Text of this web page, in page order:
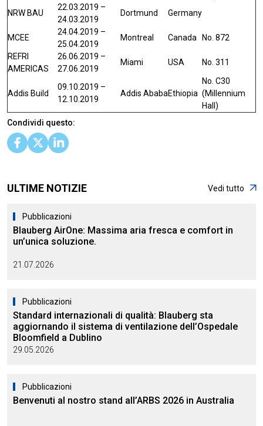
NRW BAU
22.03.2019 –
24.03.2019
Dortmund Germany
MCEE
24.04.2019 –
25.04.2019
Montreal Canada
No. 872
REFRI
AMERICAS
26.06.2019 –
27.06.2019
Miami USA No. 311
Addis Build
09.10.2019 –
12.10.2019
Addis AbabaEthiopia
No. С30
(Millennium
Hall)
Condividi questo:
ULTIME NOTIZIE Vedi tutto
Pubblicazioni
Blauberg AirOne: Massima aria fresca e comfort in
un’unica soluzione.
21.07.2026
Pubblicazioni
Standard internazionali di qualità: Blauberg sta
aggiornando il sistema di ventilazione dell’Ospedale
Bloomfield a Dublino
29.05.2026
Pubblicazioni
Benvenuti al nostro stand all’ARBS 2026 in Australia